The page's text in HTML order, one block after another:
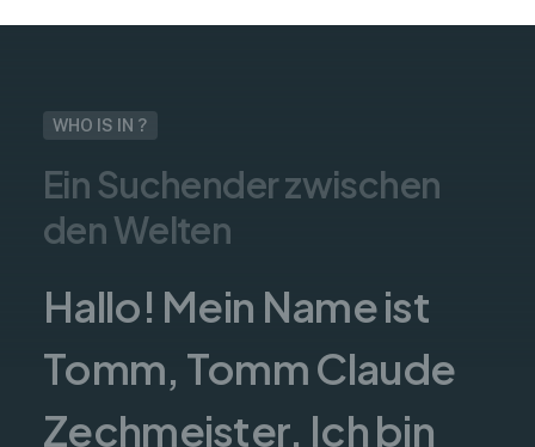
WHO IS IN ?
EinSuchenderzwischen
denWelten
Hallo! Mein Name ist
Tomm, Tomm Claude
Zechmeister. Ich bin